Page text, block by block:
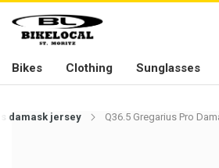
PASSION IN ALL WE
Bikes Clothing Sunglasses
damask jersey Q36.5 Gregarius Pro